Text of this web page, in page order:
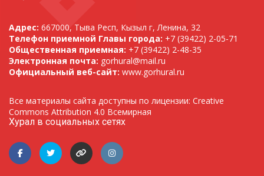
Адрес: 667000, Тыва Респ, Кызыл г, Ленина, 32
Телефон приемной Главы города: +7 (39422) 2-05-71
Общественная приемная: +7 (39422) 2-48-35
Электронная почта: gorhural@mail.ru
Официальный веб-сайт: www.gorhural.ru
Все материалы сайта доступны по лицензии: Creative
Commons Attribution 4.0 Всемирная
Хурал в социальных сетях